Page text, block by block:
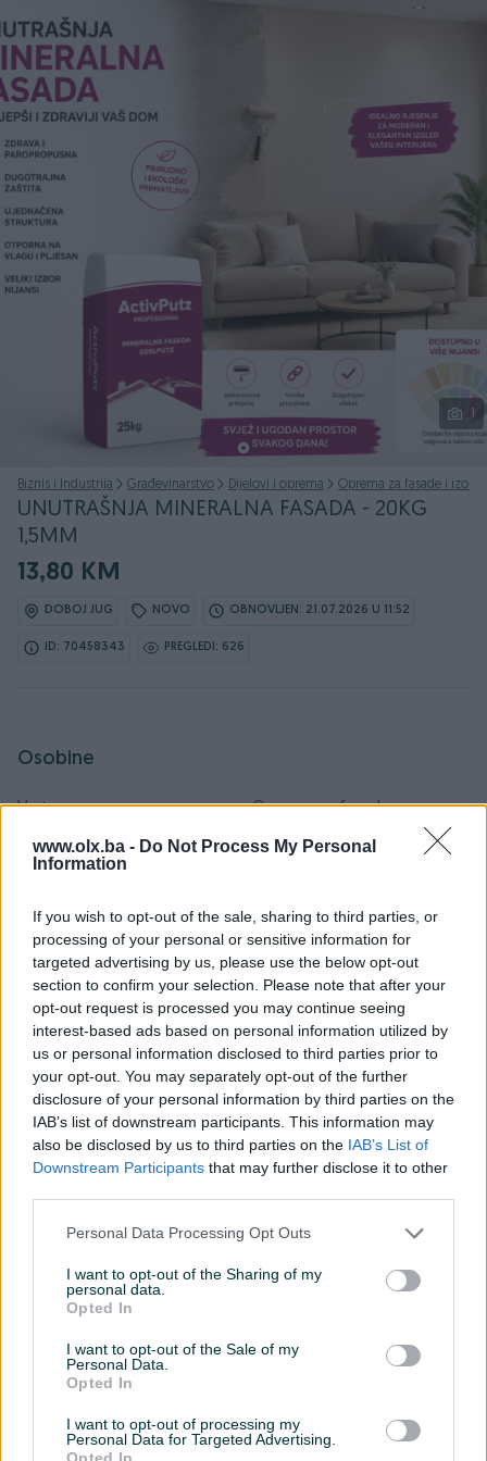
www.olx.ba - Do Not Process My Personal
Information
If you wish to opt-out of the sale, sharing to third parties, or
processing of your personal or sensitive information for
targeted advertising by us, please use the below opt-out
section to confirm your selection. Please note that after your
opt-out request is processed you may continue seeing
interest-based ads based on personal information utilized by
us or personal information disclosed to third parties prior to
your opt-out. You may separately opt-out of the further
disclosure of your personal information by third parties on the
IAB’s list of downstream participants. This information may
also be disclosed by us to third parties on the IAB’s List of
Downstream Participants that may further disclose it to other
Personal Data Processing Opt Outs
I want to opt-out of the Sharing of my
personal data.
Opted In
I want to opt-out of the Sale of my
Personal Data.
Opted In
I want to opt-out of processing my
Personal Data for Targeted Advertising.
Opted In
1
Biznis i Industrija Građevinarstvo Dijelovi i oprema Oprema za fasade i
UNUTRAŠNJA MINERALNA FASADA - 20KG
1,5MM
13,80 KM
DOBOJ JUG NOVO OBNOVLJEN: 21.07.2026 U 11:52
ID: 70458343 PREGLEDI: 626
Osobine
Vrsta Oprema za fasade
Datum objave 29.08.2025
Detaljni opis
🟣UNUTRAŠNJA MINERALNA FASADA – DEKORATIVNI
ZAVRŠNI SLOJ 🟣
Kvalitetna mineralna dekorativna fasada za unutrašnje
zidove, idealna za moderan i elegantan izgled prostora.
Odličan izbor za dnevne boravke, hodnike, poslovne
prostore i moderne enterijere.
✅ Prednosti:
prirodan mineralni sastav
dugotrajan i elegantan izgled
🏠 Pogodno za:
dnevne boravke
poslovne prostore
moderne enterijere
dugaideal
Online prije 34 minuta
Prosječno vrijeme odgovora 36 minuta